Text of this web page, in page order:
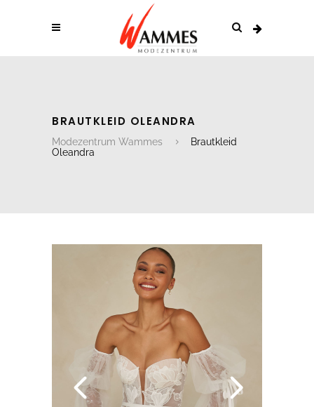
BRAUTKLEID OLEANDRA
Modezentrum Wammes
Brautkleid
Oleandra